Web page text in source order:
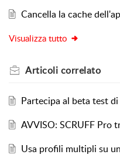
Cancella la cache
Visualizza tutto
Articoli correlato
Partecipa al beta test
AVVISO: SCRUFF Pro
Usa profili multipli su